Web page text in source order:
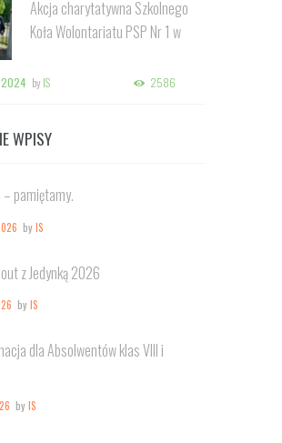
Akcja charytatywna Szkolnego
Koła Wolontariatu PSP Nr 1 w
2024 by IS 2586
WPISY
pamiętamy.
byIS
z Jedynką 2026
byIS
dla Absolwentów klas VIII i
byIS